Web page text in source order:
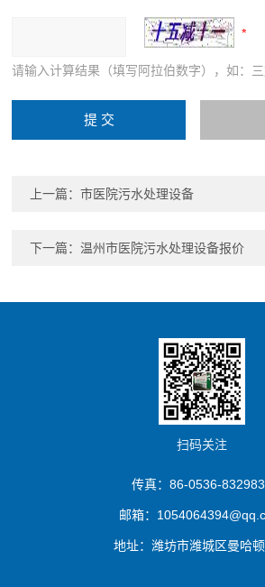
请输入计算结果（填写阿拉伯数字），如：
上一篇：市医院污水处理设备
下一篇：温州市医院污水处理设备报价
扫码关注
传真：86-0536-
邮箱：
地址：潍坊市潍城区曼哈